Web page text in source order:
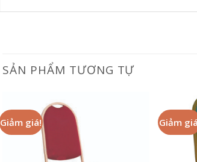
SẢN PHẨM TƯƠNG TỰ
Giảm giá! Giảm